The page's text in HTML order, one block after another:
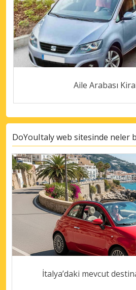
Aile Arabası
DoYouItaly web sitesinde neler
İtalya’daki mevcut